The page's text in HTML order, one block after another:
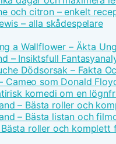
och citron – enkelt
– alla skådespelare
a Wallflower – Äkta
– Insiktsfull
Dödsorsak – Fakta
Cameo som Donald
komedi om en
– Bästa roller och
– Bästa listan och
Bästa roller och komplett